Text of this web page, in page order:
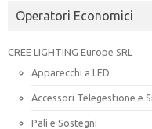
Operatori Economici
CREE LIGHTING Europe SRL
Apparecchi a LED
Accessori Telegestione e
Pali e Sostegni